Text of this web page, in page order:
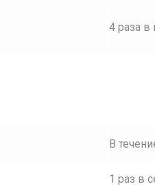
4 раза в
В
1 раз в